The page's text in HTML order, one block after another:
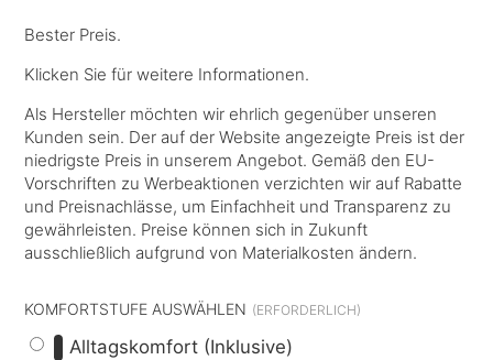
Bester Preis.
Klicken Sie für weitere Informationen.
Als Hersteller möchten wir ehrlich gegenüber unseren
Kunden sein. Der auf der Website angezeigte Preis ist der
niedrigste Preis in unserem Angebot. Gemäß den EU-
Vorschriften zu Werbeaktionen verzichten wir auf Rabatte
und Preisnachlässe, um Einfachheit und Transparenz zu
gewährleisten. Preise können sich in Zukunft
ausschließlich aufgrund von Materialkosten ändern.
KOMFORTSTUFE AUSWÄHLEN
Alltagskomfort (Inklusive)